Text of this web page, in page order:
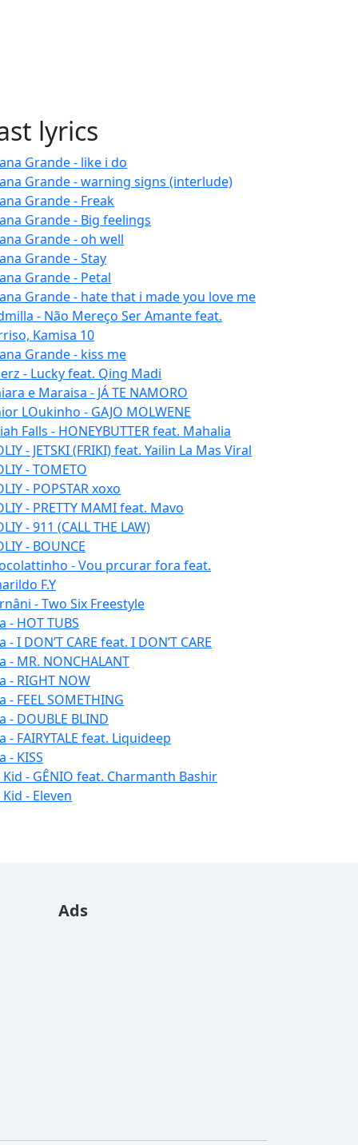
lyrics
Grande - like i do
Grande - warning signs (interlude)
Grande - Freak
Grande - Big feelings
Grande - oh well
Grande - Stay
Grande - Petal
Grande - hate that i made you love me
- Não Mereço Ser Amante feat.
Kamisa 10
Grande - kiss me
- Lucky feat. Qing Madi
e Maraisa - JÁ TE NAMORO
LOukinho - GAJO MOLWENE
Falls - HONEYBUTTER feat. Mahalia
- JETSKI (FRIKI) feat. Yailin La Mas Viral
- TOMETO
- POPSTAR xoxo
- PRETTY MAMI feat. Mavo
- 911 (CALL THE LAW)
- BOUNCE
- Vou prcurar fora feat.
F.Y
- Two Six Freestyle
- HOT TUBS
- I DON’T CARE feat. I DON’T CARE
- MR. NONCHALANT
- RIGHT NOW
- FEEL SOMETHING
- DOUBLE BLIND
- FAIRYTALE feat. Liquideep
- KISS
Kid - GÊNIO feat. Charmanth Bashir
- Eleven
Ads